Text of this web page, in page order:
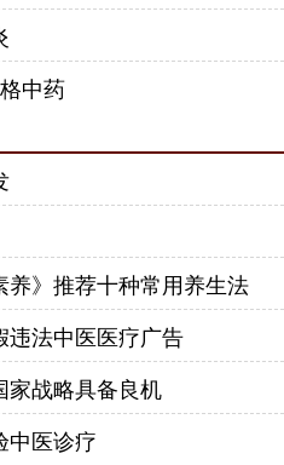
中药
养》推荐十种常用养生法
违法中医医疗广告
家战略具备良机
中医诊疗